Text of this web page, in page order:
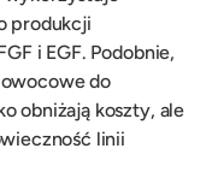
produkcji
i EGF. Podobnie,
do
obniżają koszty, ale
linii